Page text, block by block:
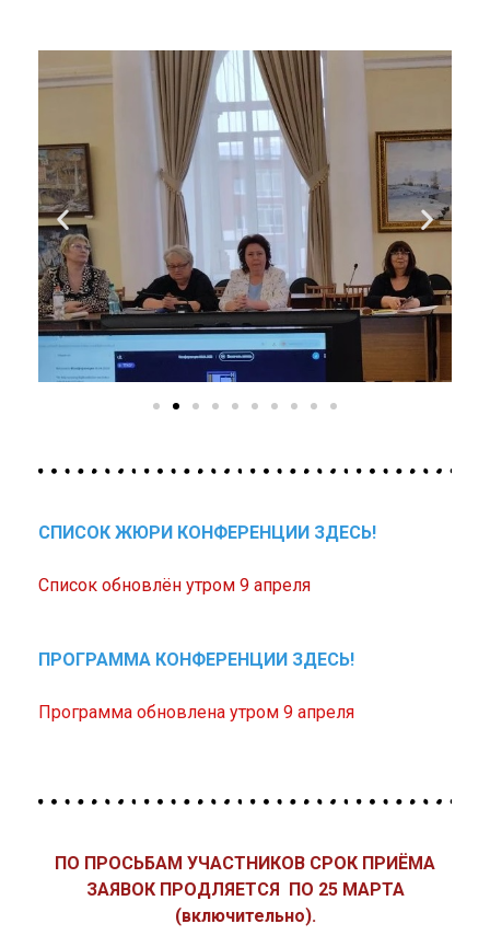
СПИСОК ЖЮРИ КОНФЕРЕНЦИИ ЗДЕСЬ!
Список обновлён утром 9 апреля
ПРОГРАММА КОНФЕРЕНЦИИ ЗДЕСЬ!
Программа обновлена утром 9 апреля
ПО ПРОСЬБАМ УЧАСТНИКОВ СРОК ПРИЁМА
ЗАЯВОК ПРОДЛЯЕТСЯ ПО 25 МАРТА
(включительно).